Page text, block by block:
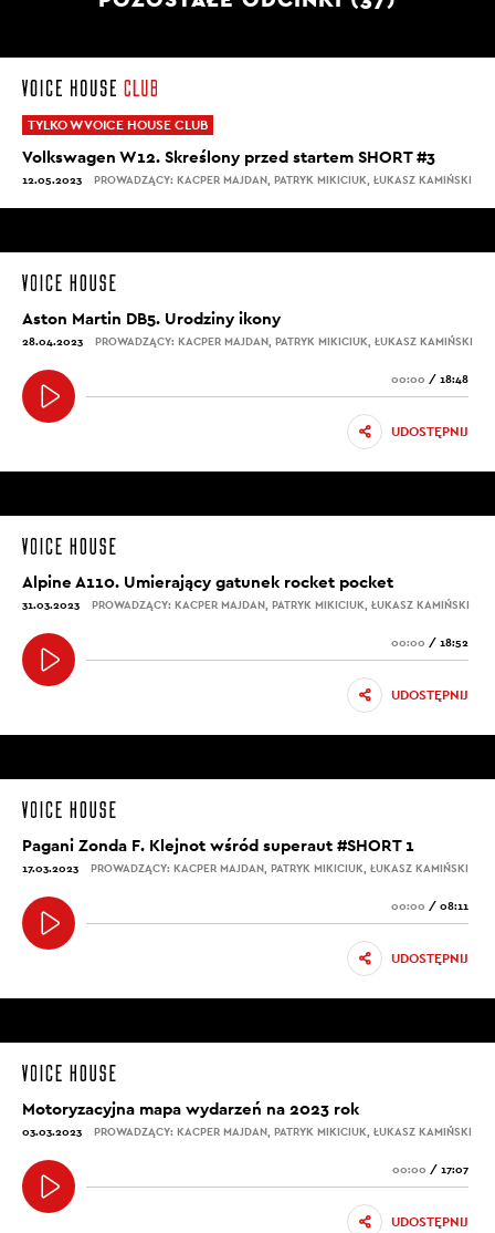
TYLKO W VOICE HOUSE CLUB
Volkswagen W12. Skreślony przed startem SHORT #3
12.05.2023 PROWADZĄCY: KACPER MAJDAN, PATRYK MIKICIUK, ŁUKASZ KAMIŃSKI
Aston Martin DB5. Urodziny ikony
28.04.2023 PROWADZĄCY: KACPER MAJDAN, PATRYK MIKICIUK, ŁUKASZ KAMIŃSKI
00:00 / 18:48
UDOSTĘPNIJ
Alpine A110. Umierający gatunek rocket pocket
31.03.2023 PROWADZĄCY: KACPER MAJDAN, PATRYK MIKICIUK, ŁUKASZ KAMIŃSKI
00:00 / 18:52
UDOSTĘPNIJ
Pagani Zonda F. Klejnot wśród superaut #SHORT 1
17.03.2023 PROWADZĄCY: KACPER MAJDAN, PATRYK MIKICIUK, ŁUKASZ KAMIŃSKI
00:00 / 08:11
UDOSTĘPNIJ
Motoryzacyjna mapa wydarzeń na 2023 rok
03.03.2023 PROWADZĄCY: KACPER MAJDAN, PATRYK MIKICIUK, ŁUKASZ KAMIŃSKI
00:00 / 17:07
UDOSTĘPNIJ